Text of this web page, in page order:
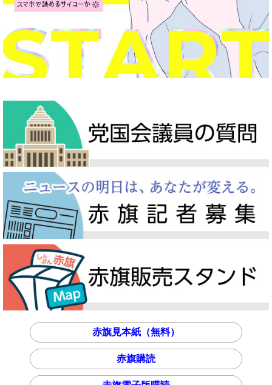
赤旗見本紙（無料）
赤旗購読